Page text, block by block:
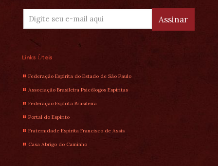
Links Úteis
Federação Espírita do Estado de São Paulo
Associação Brasileira Psicólogos Espíritas
Federação Espírita Brasileira
Portal do Espírito
Fraternidade Espírita Francisco de Assis
Casa Abrigo do Caminho